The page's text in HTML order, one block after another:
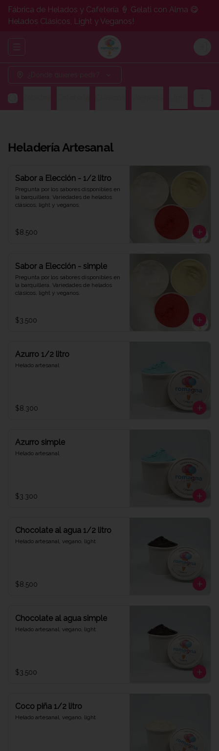
Fábrica de Helados y Cafetería 🍦 Gelati con Alma 😋
Helados Clásicos, Light y Veganos!
Abrir menu de navegación
¿Dónde quieres pedir?
y Bebidas
Heladería Artesanal
Sabor a Elección - 1/2 litro
Pregunta por los sabores disponibles en
la barquillera. Variedades de helados
clásicos, light y veganos.
$8.500
Sabor a Elección - simple
Pregunta por los sabores disponibles en
la barquillera. Variedades de helados
clásicos, light y veganos.
$3.500
Azurro 1/2 litro
Helado artesanal
$8.300
Azurro simple
Helado artesanal
$3.300
Chocolate al agua 1/2 litro
Helado artesanal, vegano, light
$8.500
Chocolate al agua simple
Helado artesanal, vegano, light
$3.500
Coco piña 1/2 litro
Helado artesanal, vegano, light